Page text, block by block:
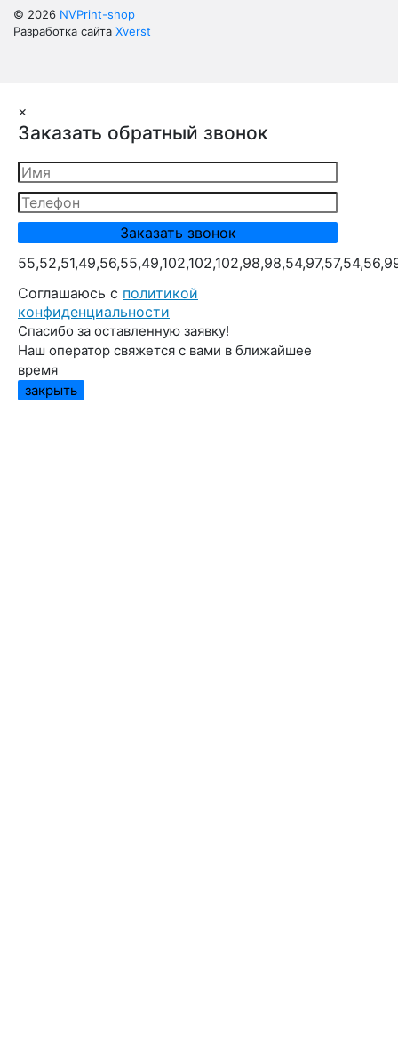
© 2026 NVPrint-shop
Разработка сайта Xverst
×
Заказать обратный звонок
Cоглашаюсь с политикой
конфиденциальности
Спасибо за оставленную заявку!
Наш оператор свяжется с вами в ближайшее
время
закрыть